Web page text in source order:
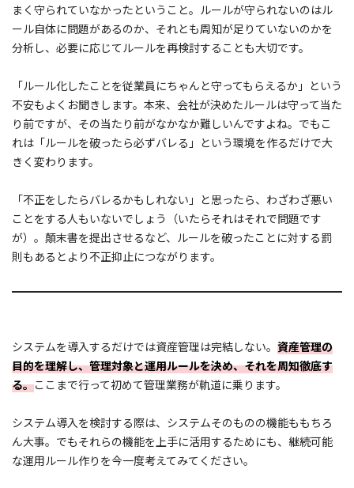
まく守られていなかったということ。ルールが守られないのはル
ール自体に問題があるのか、それとも周知が足りていないのかを
分析し、必要に応じてルールを再検討することも大切です。
「ルール化したことを従業員にちゃんと守ってもらえるか」という
不安もよくお聞きします。本来、会社が決めたルールは守って当た
り前ですが、その当たり前がなかなか難しいんですよね。でもこ
れは「ルールを破ったら必ずバレる」という環境を作るだけで大
きく変わります。
「不正をしたらバレるかもしれない」と思ったら、わざわざ悪い
ことをする人もいないでしょう（いたらそれはそれで問題です
が）。顛末書を提出させるなど、ルールを破ったことに対する罰
則もあるとより不正抑止につながります。
システムを導入するだけでは資産管理は完結しない。 資産管理の
目的を理解し、管理対象と運用ルールを決め、それを周知徹底す
る。ここまで行って初めて管理業務が軌道に乗ります。
システム導入を検討する際は、システムそのものの機能ももちろ
ん大事。でもそれらの機能を上手に活用するためにも、継続可能
な運用ルール作りを今一度考えてみてください。